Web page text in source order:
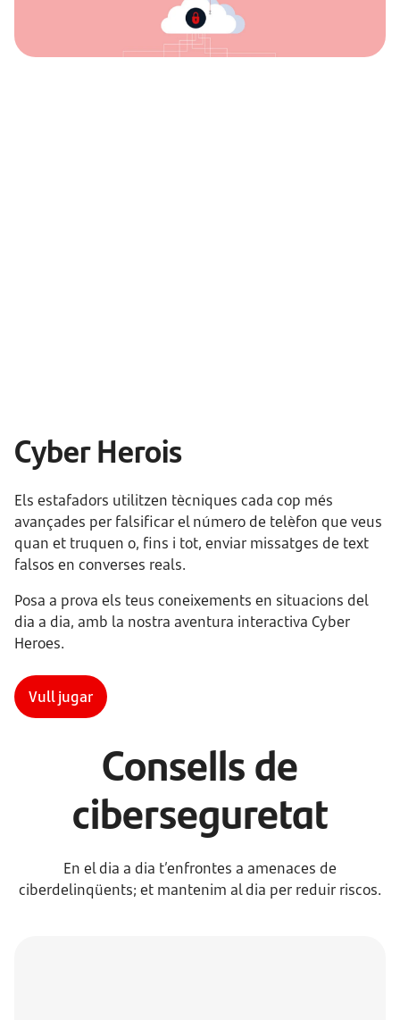
Cyber Herois
Els estafadors utilitzen tècniques cada cop més
avançades per falsificar el número de telèfon que veus
quan et truquen o, fins i tot, enviar missatges de text
falsos en converses reals.
Posa a prova els teus coneixements en situacions del
dia a dia, amb la nostra aventura interactiva Cyber
Heroes.
Vull jugar
Consells de
ciberseguretat
En el dia a dia t’enfrontes a amenaces de
ciberdelinqüents; et mantenim al dia per reduir riscos.